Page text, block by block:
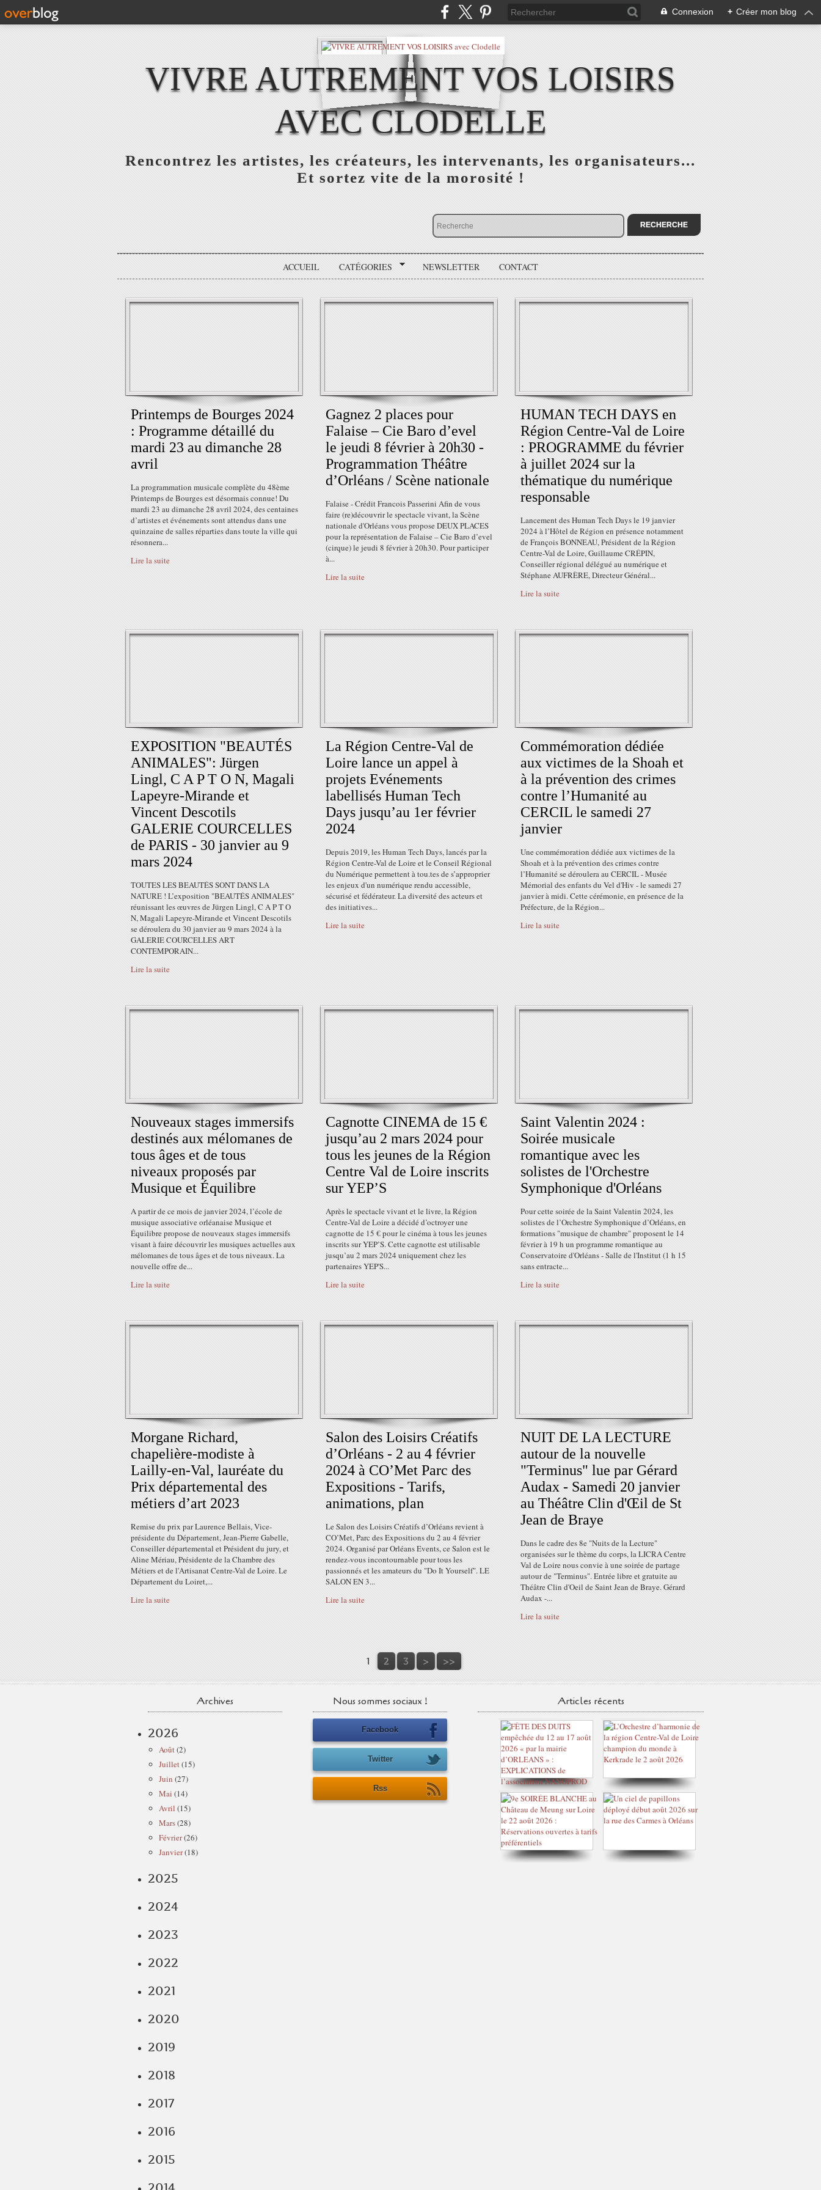
Connexion + Créer mon blog
VIVRE AUTREMENT VOS LOISIRS
AVEC CLODELLE
Rencontrez les artistes, les créateurs, les intervenants, les organisateurs...
Et sortez vite de la morosité !
ACCUEIL CATÉGORIES NEWSLETTER CONTACT
Printemps de Bourges 2024
: Programme détaillé du
mardi 23 au dimanche 28
avril
La programmation musicale complète du 48ème
Printemps de Bourges est désormais connue! Du
mardi 23 au dimanche 28 avril 2024, des centaines
d’artistes et événements sont attendus dans une
quinzaine de salles réparties dans toute la ville qui
résonnera...
Lire la suite
Gagnez 2 places pour
Falaise – Cie Baro d’evel
le jeudi 8 février à 20h30 -
Programmation Théâtre
d’Orléans / Scène nationale
Falaise - Crédit Francois Passerini Afin de vous
faire (re)découvrir le spectacle vivant, la Scène
nationale d'Orléans vous propose DEUX PLACES
pour la représentation de Falaise – Cie Baro d’evel
(cirque) le jeudi 8 février à 20h30. Pour participer
à...
Lire la suite
HUMAN TECH DAYS en
Région Centre-Val de Loire
: PROGRAMME du février
à juillet 2024 sur la
thématique du numérique
responsable
Lancement des Human Tech Days le 19 janvier
2024 à l’Hôtel de Région en présence notamment
de François BONNEAU, Président de la Région
Centre-Val de Loire, Guillaume CRÉPIN,
Conseiller régional délégué au numérique et
Stéphane AUFRÈRE, Directeur Général...
Lire la suite
EXPOSITION "BEAUTÉS
ANIMALES": Jürgen
Lingl, C A P T O N, Magali
Lapeyre-Mirande et
Vincent Descotils
GALERIE COURCELLES
de PARIS - 30 janvier au 9
mars 2024
TOUTES LES BEAUTÉS SONT DANS LA
NATURE ! L’exposition "BEAUTÉS ANIMALES"
réunissant les œuvres de Jürgen Lingl, C A P T O
N, Magali Lapeyre-Mirande et Vincent Descotils
se déroulera du 30 janvier au 9 mars 2024 à la
GALERIE COURCELLES ART
CONTEMPORAIN...
Lire la suite
La Région Centre-Val de
Loire lance un appel à
projets Evénements
labellisés Human Tech
Days jusqu’au 1er février
2024
Depuis 2019, les Human Tech Days, lancés par la
Région Centre-Val de Loire et le Conseil Régional
du Numérique permettent à tou.tes de s’approprier
les enjeux d'un numérique rendu accessible,
sécurisé et fédérateur. La diversité des acteurs et
des initiatives...
Lire la suite
Commémoration dédiée
aux victimes de la Shoah et
à la prévention des crimes
contre l’Humanité au
CERCIL le samedi 27
janvier
Une commémoration dédiée aux victimes de la
Shoah et à la prévention des crimes contre
l’Humanité se déroulera au CERCIL - Musée
Mémorial des enfants du Vel d'Hiv - le samedi 27
janvier à midi. Cette cérémonie, en présence de la
Préfecture, de la Région...
Lire la suite
Nouveaux stages immersifs
destinés aux mélomanes de
tous âges et de tous
niveaux proposés par
Musique et Équilibre
A partir de ce mois de janvier 2024, l’école de
musique associative orléanaise Musique et
Équilibre propose de nouveaux stages immersifs
visant à faire découvrir les musiques actuelles aux
mélomanes de tous âges et de tous niveaux. La
nouvelle offre de...
Lire la suite
Cagnotte CINEMA de 15 €
jusqu’au 2 mars 2024 pour
tous les jeunes de la Région
Centre Val de Loire inscrits
sur YEP’S
Après le spectacle vivant et le livre, la Région
Centre-Val de Loire a décidé d’octroyer une
cagnotte de 15 € pour le cinéma à tous les jeunes
inscrits sur YEP’S. Cette cagnotte est utilisable
jusqu’au 2 mars 2024 uniquement chez les
partenaires YEP'S...
Lire la suite
Saint Valentin 2024 :
Soirée musicale
romantique avec les
solistes de l'Orchestre
Symphonique d'Orléans
Pour cette soirée de la Saint Valentin 2024, les
solistes de l’Orchestre Symphonique d’Orléans, en
formations "musique de chambre" proposent le 14
février à 19 h un programme romantique au
Conservatoire d'Orléans - Salle de l'Institut (1 h 15
sans entracte...
Lire la suite
Morgane Richard,
chapelière-modiste à
Lailly-en-Val, lauréate du
Prix départemental des
métiers d’art 2023
Remise du prix par Laurence Bellais, Vice-
présidente du Département, Jean-Pierre Gabelle,
Conseiller départemental et Président du jury, et
Aline Mériau, Présidente de la Chambre des
Métiers et de l'Artisanat Centre-Val de Loire. Le
Département du Loiret,...
Lire la suite
Salon des Loisirs Créatifs
d’Orléans - 2 au 4 février
2024 à CO’Met Parc des
Expositions - Tarifs,
animations, plan
Le Salon des Loisirs Créatifs d’Orléans revient à
CO’Met, Parc des Expositions du 2 au 4 février
2024. Organisé par Orléans Events, ce Salon est le
rendez-vous incontournable pour tous les
passionnés et les amateurs du "Do It Yourself". LE
SALON EN 3...
Lire la suite
NUIT DE LA LECTURE
autour de la nouvelle
"Terminus" lue par Gérard
Audax - Samedi 20 janvier
au Théâtre Clin d'Œil de St
Jean de Braye
Dans le cadre des 8e "Nuits de la Lecture"
organisées sur le thème du corps, la LICRA Centre
Val de Loire nous convie à une soirée de partage
autour de "Terminus". Entrée libre et gratuite au
Théâtre Clin d'Oeil de Saint Jean de Braye. Gérard
Audax -...
Lire la suite
1 2 3 > >>
Archives
2026
Août(2)
Juillet(15)
Juin (27)
Mai (14)
Avril (15)
Mars(28)
Février(26)
Janvier(18)
2025
2024
2023
2022
2021
2020
2019
2018
2017
2016
2015
Nous sommes sociaux !
Facebook
Twitter
Rss
Articles récents